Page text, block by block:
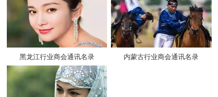
黑龙江行业商会通讯名录 内蒙古行业商会通讯名录